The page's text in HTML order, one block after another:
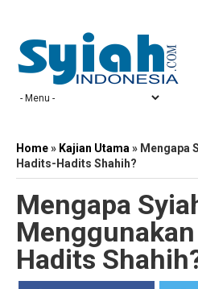
Home» Kajian Utama » Mengapa
Hadits-Hadits Shahih?
Mengapa
Hadits